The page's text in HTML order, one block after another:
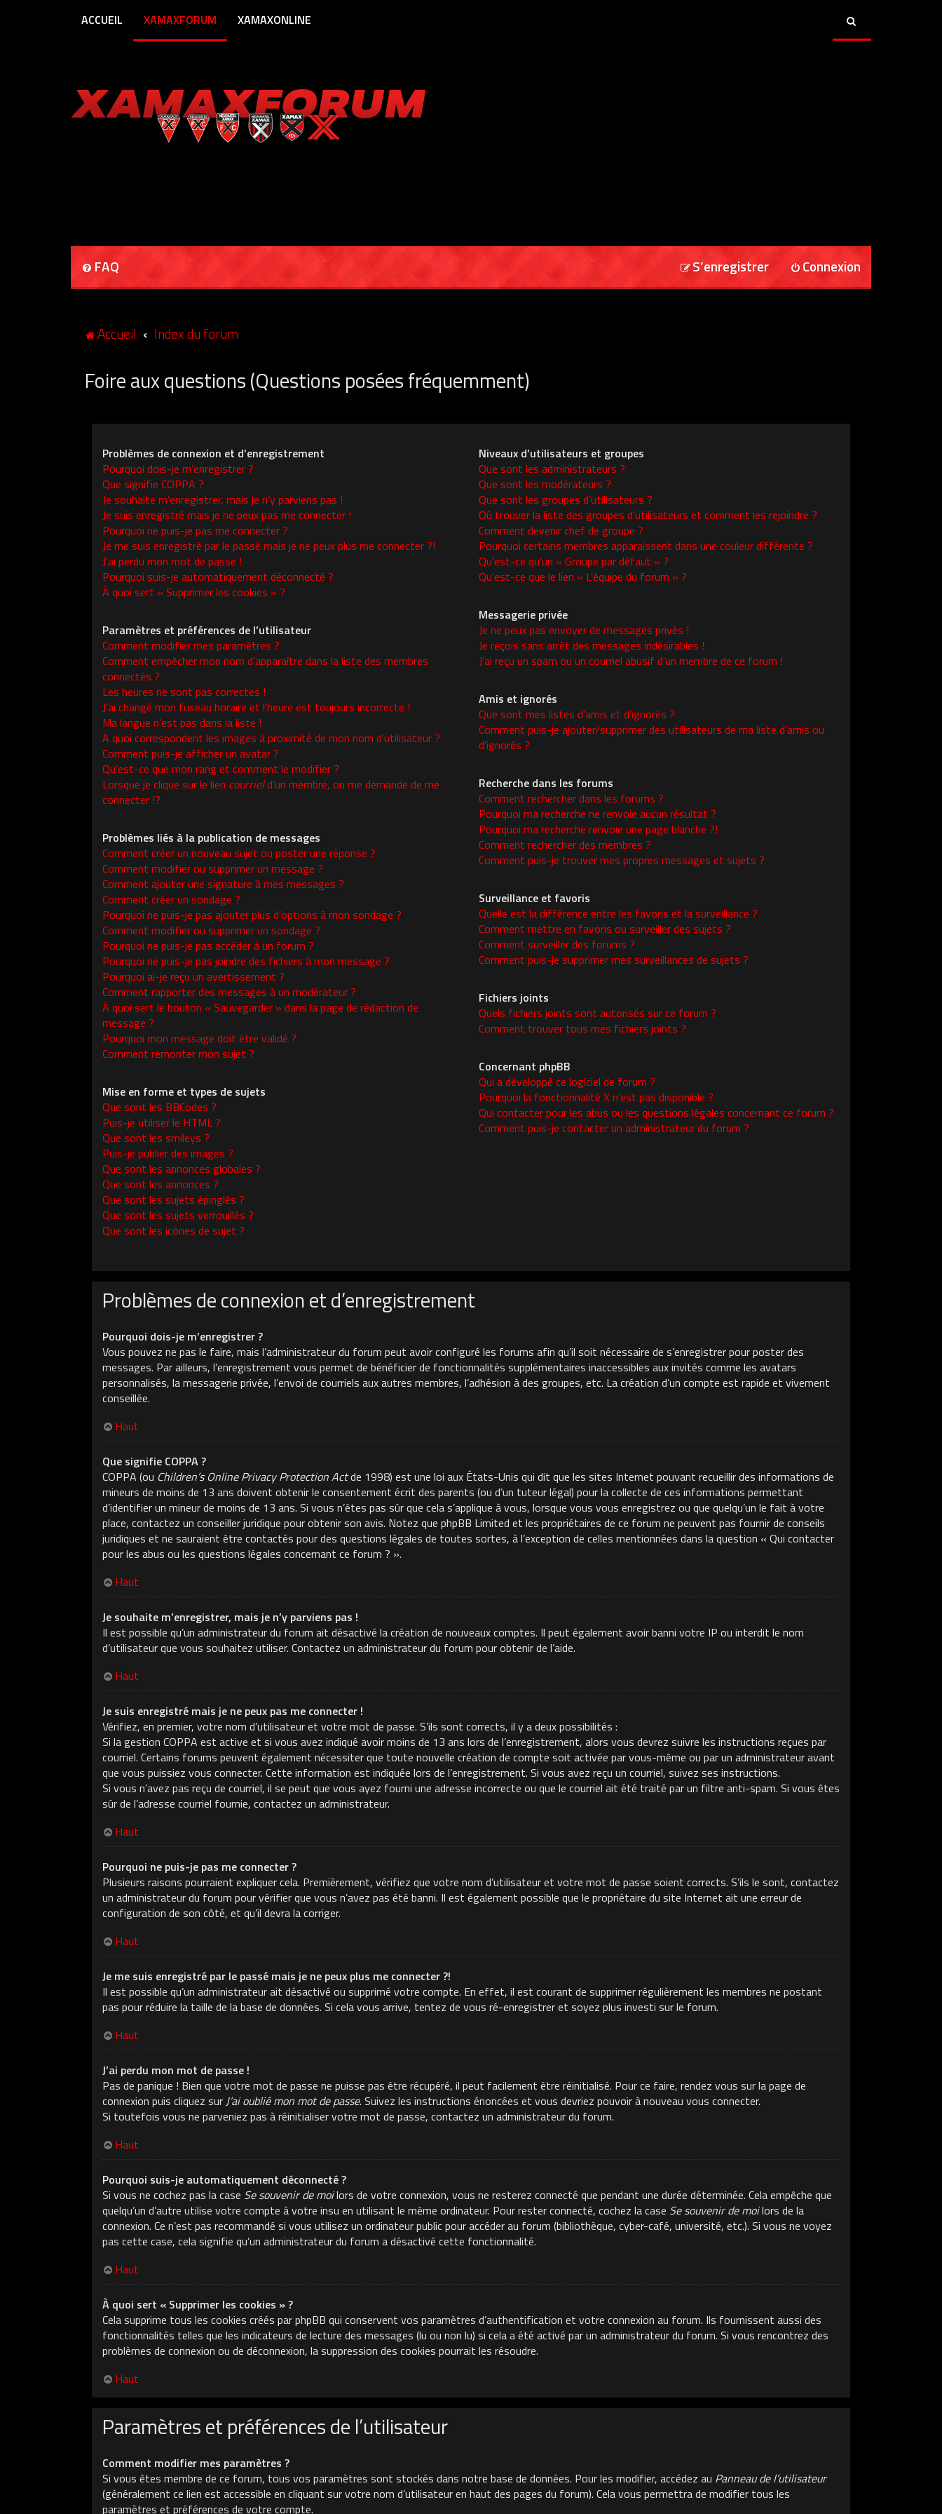
ACCUEIL XAMAXFORUM XAMAXONLINE
FAQ Connexion
S’enregistrer
Accueil Index du forum
Foire aux questions (Questions posées fréquemment)
Problèmes de connexion et d’enregistrement
Pourquoi dois-je m’enregistrer ?
Que signifie COPPA ?
Je souhaite m’enregistrer, mais je n’y parviens pas !
Je suis enregistré mais je ne peux pas me connecter !
Pourquoi ne puis-je pas me connecter ?
Je me suis enregistré par le passé mais je ne peux plus me connecter ?!
J’ai perdu mon mot de passe !
Pourquoi suis-je automatiquement déconnecté ?
À quoi sert « Supprimer les cookies » ?
Paramètres et préférences de l’utilisateur
Comment modifier mes paramètres ?
Comment empêcher mon nom d’apparaître dans la liste des membres
connectés ?
Les heures ne sont pas correctes !
J’ai changé mon fuseau horaire et l’heure est toujours incorrecte !
Ma langue n’est pas dans la liste !
A quoi correspondent les images à proximité de mon nom d’utilisateur ?
Comment puis-je afficher un avatar ?
Qu’est-ce que mon rang et comment le modifier ?
Lorsque je clique sur le lien courrield’un membre, on me demande de me
connecter !?
Problèmes liés à la publication de messages
Comment créer un nouveau sujet ou poster une réponse ?
Comment modifier ou supprimer un message ?
Comment ajouter une signature à mes messages ?
Comment créer un sondage ?
Pourquoi ne puis-je pas ajouter plus d’options à mon sondage ?
Comment modifier ou supprimer un sondage ?
Pourquoi ne puis-je pas accéder à un forum ?
Pourquoi ne puis-je pas joindre des fichiers à mon message ?
Pourquoi ai-je reçu un avertissement ?
Comment rapporter des messages à un modérateur ?
À quoi sert le bouton « Sauvegarder » dans la page de rédaction de
message ?
Pourquoi mon message doit être validé ?
Comment remonter mon sujet ?
Mise en forme et types de sujets
Que sont les BBCodes ?
Puis-je utiliser le HTML ?
Que sont les smileys ?
Puis-je publier des images ?
Que sont les annonces globales ?
Que sont les annonces ?
Que sont les sujets épinglés ?
Que sont les sujets verrouillés ?
Que sont les icônes de sujet ?
Niveaux d’utilisateurs et groupes
Que sont les administrateurs ?
Que sont les modérateurs ?
Que sont les groupes d’utilisateurs ?
Où trouver la liste des groupes d’utilisateurs et comment les rejoindre ?
Comment devenir chef de groupe ?
Pourquoi certains membres apparaissent dans une couleur différente ?
Qu’est-ce qu’un « Groupe par défaut » ?
Qu’est-ce que le lien « L’équipe du forum » ?
Messagerie privée
Je ne peux pas envoyer de messages privés !
Je reçois sans arrêt des messages indésirables !
J’ai reçu un spam ou un courriel abusif d’un membre de ce forum !
Amis et ignorés
Que sont mes listes d’amis et d’ignorés ?
Comment puis-je ajouter/supprimer des utilisateurs de ma liste d’amis ou
d’ignorés ?
Recherche dans les forums
Comment rechercher dans les forums ?
Pourquoi ma recherche ne renvoie aucun résultat ?
Pourquoi ma recherche renvoie une page blanche ?!
Comment rechercher des membres ?
Comment puis-je trouver mes propres messages et sujets ?
Surveillance et favoris
Quelle est la différence entre les favoris et la surveillance ?
Comment mettre en favoris ou surveiller des sujets ?
Comment surveiller des forums ?
Comment puis-je supprimer mes surveillances de sujets ?
Fichiers joints
Quels fichiers joints sont autorisés sur ce forum ?
Comment trouver tous mes fichiers joints ?
Concernant phpBB
Qui a développé ce logiciel de forum ?
Pourquoi la fonctionnalité X n’est pas disponible ?
Qui contacter pour les abus ou les questions légales concernant ce forum ?
Comment puis-je contacter un administrateur du forum ?
Problèmes de connexion et d’enregistrement
Pourquoi dois-je m’enregistrer ?
Vous pouvez ne pas le faire, mais l’administrateur du forum peut avoir configuré les forums afin qu’il soit nécessaire de s’enregistrer pour poster des
messages. Par ailleurs, l’enregistrement vous permet de bénéficier de fonctionnalités supplémentaires inaccessibles aux invités comme les avatars
personnalisés, la messagerie privée, l’envoi de courriels aux autres membres, l’adhésion à des groupes, etc. La création d’un compte est rapide et vivement
conseillée.
Haut
Que signifie COPPA ?
COPPA (ou Children’s Online Privacy Protection Actde 1998) est une loi aux États-Unis qui dit que les sites Internet pouvant recueillir des informations de
mineurs de moins de 13 ans doivent obtenir le consentement écrit des parents (ou d’un tuteur légal) pour la collecte de ces informations permettant
d’identifier un mineur de moins de 13 ans. Si vous n’êtes pas sûr que cela s’applique à vous, lorsque vous vous enregistrez ou que quelqu’un le fait à votre
place, contactez un conseiller juridique pour obtenir son avis. Notez que phpBB Limited et les propriétaires de ce forum ne peuvent pas fournir de conseils
juridiques et ne sauraient être contactés pour des questions légales de toutes sortes, à l’exception de celles mentionnées dans la question « Qui contacter
pour les abus ou les questions légales concernant ce forum ? ».
Haut
Je souhaite m’enregistrer, mais je n’y parviens pas !
Il est possible qu’un administrateur du forum ait désactivé la création de nouveaux comptes. Il peut également avoir banni votre IP ou interdit le nom
d’utilisateur que vous souhaitez utiliser. Contactez un administrateur du forum pour obtenir de l’aide.
Haut
Je suis enregistré mais je ne peux pas me connecter !
Vérifiez, en premier, votre nom d’utilisateur et votre mot de passe. S’ils sont corrects, il y a deux possibilités :
Si la gestion COPPA est active et si vous avez indiqué avoir moins de 13 ans lors de l’enregistrement, alors vous devrez suivre les instructions reçues par
courriel. Certains forums peuvent également nécessiter que toute nouvelle création de compte soit activée par vous-même ou par un administrateur avant
que vous puissiez vous connecter. Cette information est indiquée lors de l’enregistrement. Si vous avez reçu un courriel, suivez ses instructions.
Si vous n’avez pas reçu de courriel, il se peut que vous ayez fourni une adresse incorrecte ou que le courriel ait été traité par un filtre anti-spam. Si vous êtes
sûr de l’adresse courriel fournie, contactez un administrateur.
Haut
Pourquoi ne puis-je pas me connecter ?
Plusieurs raisons pourraient expliquer cela. Premièrement, vérifiez que votre nom d’utilisateur et votre mot de passe soient corrects. S’ils le sont, contactez
un administrateur du forum pour vérifier que vous n’avez pas été banni. Il est également possible que le propriétaire du site Internet ait une erreur de
configuration de son côté, et qu’il devra la corriger.
Haut
Je me suis enregistré par le passé mais je ne peux plus me connecter ?!
Il est possible qu’un administrateur ait désactivé ou supprimé votre compte. En effet, il est courant de supprimer régulièrement les membres ne postant
pas pour réduire la taille de la base de données. Si cela vous arrive, tentez de vous ré-enregistrer et soyez plus investi sur le forum.
Haut
J’ai perdu mon mot de passe !
Pas de panique ! Bien que votre mot de passe ne puisse pas être récupéré, il peut facilement être réinitialisé. Pour ce faire, rendez vous sur la page de
connexion puis cliquez surJ’ai oublié mon mot de passe. Suivez les instructions énoncées et vous devriez pouvoir à nouveau vous connecter.
Si toutefois vous ne parveniez pas à réinitialiser votre mot de passe, contactez un administrateur du forum.
Haut
Pourquoi suis-je automatiquement déconnecté ?
Si vous ne cochez pas la case Se souvenir de moilors de votre connexion, vous ne resterez connecté que pendant une durée déterminée. Cela empêche que
quelqu’un d’autre utilise votre compte à votre insu en utilisant le même ordinateur. Pour rester connecté, cochez la case Se souvenir de moilors de la
connexion. Ce n’est pas recommandé si vous utilisez un ordinateur public pour accéder au forum (bibliothèque, cyber-café, université, etc.). Si vous ne voyez
pas cette case, cela signifie qu’un administrateur du forum a désactivé cette fonctionnalité.
Haut
À quoi sert « Supprimer les cookies » ?
Cela supprime tous les cookies créés par phpBB qui conservent vos paramètres d’authentification et votre connexion au forum. Ils fournissent aussi des
fonctionnalités telles que les indicateurs de lecture des messages (lu ou non lu) si cela a été activé par un administrateur du forum. Si vous rencontrez des
problèmes de connexion ou de déconnexion, la suppression des cookies pourrait les résoudre.
Haut
Paramètres et préférences de l’utilisateur
Comment modifier mes paramètres ?
Si vous êtes membre de ce forum, tous vos paramètres sont stockés dans notre base de données. Pour les modifier, accédez au Panneau de l’utilisateur
(généralement ce lien est accessible en cliquant sur votre nom d’utilisateur en haut des pages du forum). Cela vous permettra de modifier tous les
paramètres et préférences de votre compte.